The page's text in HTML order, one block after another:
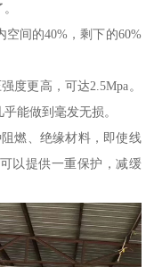
间的40%，剩下的60%
度更高，可达2.5Mpa。
能做到毫发无损。
燃、绝缘材料，即使线
以提供一重保护，减缓